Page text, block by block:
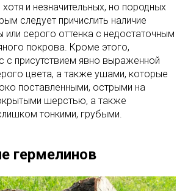
и незначительных, но породных
следует причислить наличие
или серого оттенка с недостаточным
покрова. Кроме этого,
с присутствием явно выраженной
цвета, а также ушами, которые
поставленными, острыми на
шерстью, а также
тонкими, грубыми.
гермелинов